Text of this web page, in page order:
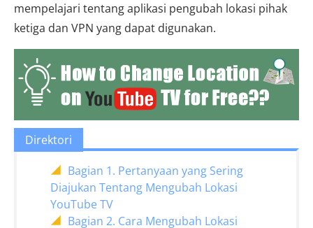
mempelajari tentang aplikasi pengubah lokasi pihak
ketiga dan VPN yang dapat digunakan.
Direktori
Bagian 1. Pertanyaan yang Sering
Diajukan Tentang Mengubah Lokasi
YouTube TV
Bagian 2. Cara Mengubah Lokasi